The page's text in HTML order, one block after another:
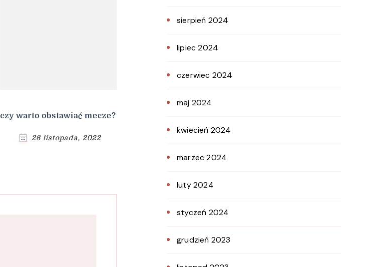
czy warto obstawiać mecze?
26 listopada, 2022
sierpień 2024
lipiec 2024
czerwiec 2024
maj 2024
kwiecień 2024
marzec 2024
luty 2024
styczeń 2024
grudzień 2023